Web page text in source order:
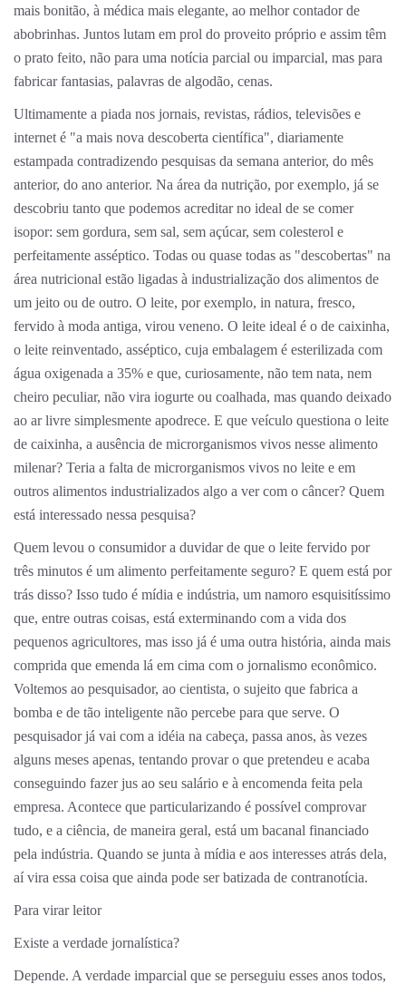
mais bonitão, à médica mais elegante, ao melhor contador de
abobrinhas. Juntos lutam em prol do proveito próprio e assim têm
o prato feito, não para uma notícia parcial ou imparcial, mas para
fabricar fantasias, palavras de algodão, cenas.
Ultimamente a piada nos jornais, revistas, rádios, televisões e
internet é "a mais nova descoberta científica", diariamente
estampada contradizendo pesquisas da semana anterior, do mês
anterior, do ano anterior. Na área da nutrição, por exemplo, já se
descobriu tanto que podemos acreditar no ideal de se comer
isopor: sem gordura, sem sal, sem açúcar, sem colesterol e
perfeitamente asséptico. Todas ou quase todas as "descobertas" na
área nutricional estão ligadas à industrialização dos alimentos de
um jeito ou de outro. O leite, por exemplo, in natura, fresco,
fervido à moda antiga, virou veneno. O leite ideal é o de caixinha,
o leite reinventado, asséptico, cuja embalagem é esterilizada com
água oxigenada a 35% e que, curiosamente, não tem nata, nem
cheiro peculiar, não vira iogurte ou coalhada, mas quando deixado
ao ar livre simplesmente apodrece. E que veículo questiona o leite
de caixinha, a ausência de microrganismos vivos nesse alimento
milenar? Teria a falta de microrganismos vivos no leite e em
outros alimentos industrializados algo a ver com o câncer? Quem
está interessado nessa pesquisa?
Quem levou o consumidor a duvidar de que o leite fervido por
três minutos é um alimento perfeitamente seguro? E quem está por
trás disso? Isso tudo é mídia e indústria, um namoro esquisitíssimo
que, entre outras coisas, está exterminando com a vida dos
pequenos agricultores, mas isso já é uma outra história, ainda mais
comprida que emenda lá em cima com o jornalismo econômico.
Voltemos ao pesquisador, ao cientista, o sujeito que fabrica a
bomba e de tão inteligente não percebe para que serve. O
pesquisador já vai com a idéia na cabeça, passa anos, às vezes
alguns meses apenas, tentando provar o que pretendeu e acaba
conseguindo fazer jus ao seu salário e à encomenda feita pela
empresa. Acontece que particularizando é possível comprovar
tudo, e a ciência, de maneira geral, está um bacanal financiado
pela indústria. Quando se junta à mídia e aos interesses atrás dela,
aí vira essa coisa que ainda pode ser batizada de contranotícia.
Para virar leitor
Existe a verdade jornalística?
Depende. A verdade imparcial que se perseguiu esses anos todos,